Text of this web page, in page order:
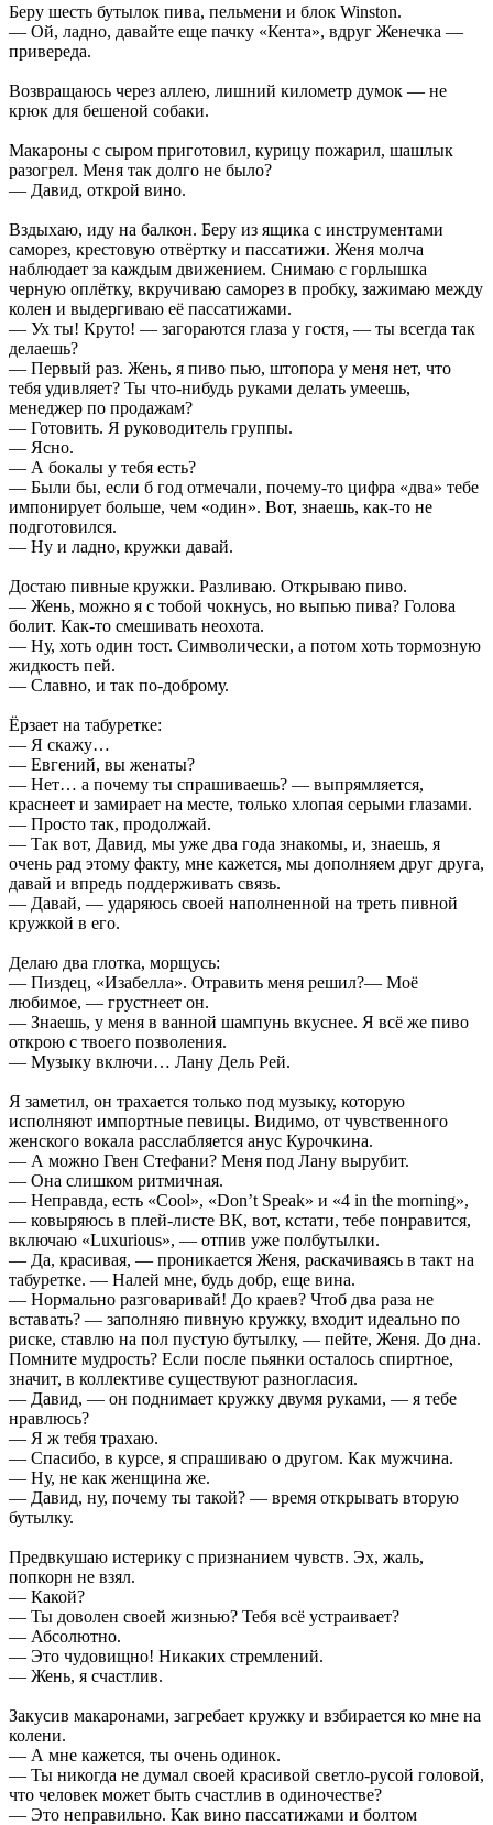
Беру шесть бутылок пива, пельмени и блок Winston.
— Ой, ладно, давайте еще пачку «Кента», вдруг Женечка —
привереда.
Возвращаюсь через аллею, лишний километр думок — не
крюк для бешеной собаки.
Макароны с сыром приготовил, курицу пожарил, шашлык
разогрел. Меня так долго не было?
— Давид, открой вино.
Вздыхаю, иду на балкон. Беру из ящика с инструментами
саморез, крестовую отвёртку и пассатижи. Женя молча
наблюдает за каждым движением. Снимаю с горлышка
черную оплётку, вкручиваю саморез в пробку, зажимаю между
колен и выдергиваю её пассатижами.
— Ух ты! Круто! — загораются глаза у гостя, — ты всегда так
делаешь?
— Первый раз. Жень, я пиво пью, штопора у меня нет, что
тебя удивляет? Ты что-нибудь руками делать умеешь,
менеджер по продажам?
— Готовить. Я руководитель группы.
— Ясно.
— А бокалы у тебя есть?
— Были бы, если б год отмечали, почему-то цифра «два» тебе
импонирует больше, чем «один». Вот, знаешь, как-то не
подготовился.
— Ну и ладно, кружки давай.
Достаю пивные кружки. Разливаю. Открываю пиво.
— Жень, можно я с тобой чокнусь, но выпью пива? Голова
болит. Как-то смешивать неохота.
— Ну, хоть один тост. Символически, а потом хоть тормозную
жидкость пей.
— Славно, и так по-доброму.
Ёрзает на табуретке:
— Я скажу…
— Евгений, вы женаты?
— Нет… а почему ты спрашиваешь? — выпрямляется,
краснеет и замирает на месте, только хлопая серыми глазами.
— Просто так, продолжай.
— Так вот, Давид, мы уже два года знакомы, и, знаешь, я
очень рад этому факту, мне кажется, мы дополняем друг друга,
давай и впредь поддерживать связь.
— Давай, — ударяюсь своей наполненной на треть пивной
кружкой в его.
Делаю два глотка, морщусь:
— Пиздец, «Изабелла». Отравить меня решил?— Моё
любимое, — грустнеет он.
— Знаешь, у меня в ванной шампунь вкуснее. Я всё же пиво
открою с твоего позволения.
— Музыку включи… Лану Дель Рей.
Я заметил, он трахается только под музыку, которую
исполняют импортные певицы. Видимо, от чувственного
женского вокала расслабляется анус Курочкина.
— А можно Гвен Стефани? Меня под Лану вырубит.
— Она слишком ритмичная.
— Неправда, есть «Cool», «Don’t Speak» и «4 in the morning»,
— ковыряюсь в плей-листе ВК, вот, кстати, тебе понравится,
включаю «Luxurious», — отпив уже полбутылки.
— Да, красивая, — проникается Женя, раскачиваясь в такт на
табуретке. — Налей мне, будь добр, еще вина.
— Нормально разговаривай! До краев? Чтоб два раза не
вставать? — заполняю пивную кружку, входит идеально по
риске, ставлю на пол пустую бутылку, — пейте, Женя. До дна.
Помните мудрость? Если после пьянки осталось спиртное,
значит, в коллективе существуют разногласия.
— Давид, — он поднимает кружку двумя руками, — я тебе
нравлюсь?
— Я ж тебя трахаю.
— Спасибо, в курсе, я спрашиваю о другом. Как мужчина.
— Ну, не как женщина же.
— Давид, ну, почему ты такой? — время открывать вторую
бутылку.
Предвкушаю истерику с признанием чувств. Эх, жаль,
попкорн не взял.
— Какой?
— Ты доволен своей жизнью? Тебя всё устраивает?
— Абсолютно.
— Это чудовищно! Никаких стремлений.
— Жень, я счастлив.
Закусив макаронами, загребает кружку и взбирается ко мне на
колени.
— А мне кажется, ты очень одинок.
— Ты никогда не думал своей красивой светло-русой головой,
что человек может быть счастлив в одиночестве?
— Это неправильно. Как вино пассатижами и болтом